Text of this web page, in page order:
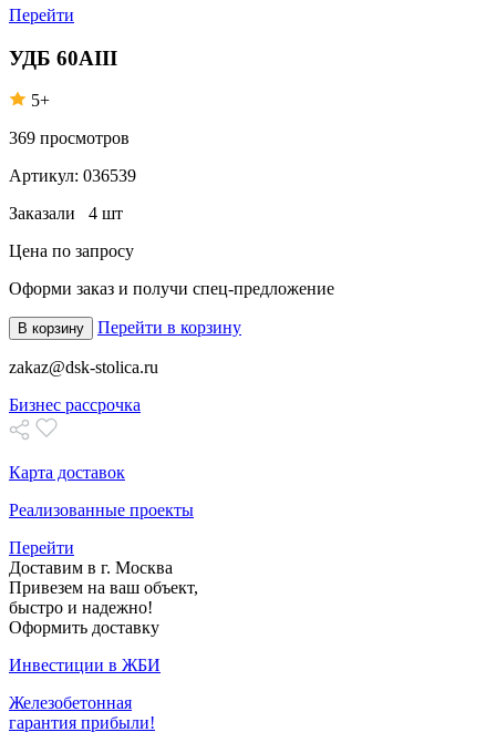
Перейти
УДБ 60АIII
5+
369 просмотров
Артикул: 036539
Заказали 4 шт
Цена по запросу
Оформи заказ и получи спец-предложение
В корзину Перейти в корзину
zakaz@dsk-stolica.ru
Бизнес рассрочка
Карта доставок
Реализованные проекты
Перейти
Доставим в г. Москва
Привезем на ваш объект,
быстро и надежно!
Оформить доставку
Инвестиции в ЖБИ
Железобетонная
гарантия прибыли!